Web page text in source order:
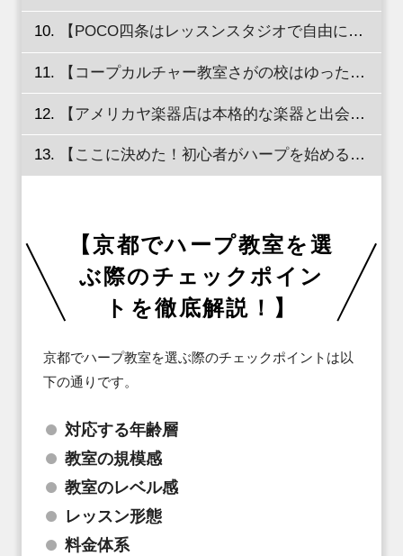
【POCO四条はレッスンスタジオで自由に練習できる！】
【コープカルチャー教室さがの校はゆったりハープを学べる！】
【アメリカヤ楽器店は本格的な楽器と出会える！】
【ここに決めた！初心者がハープを始めるならEYS音楽教室京都スタジオのハープレッスンを体験しよう！】
【京都でハープ教室を選
ぶ際のチェックポイン
トを徹底解説！】
京都でハープ教室を選ぶ際のチェックポイントは以
下の通りです。
対応する年齢層
教室の規模感
教室のレベル感
レッスン形態
料金体系